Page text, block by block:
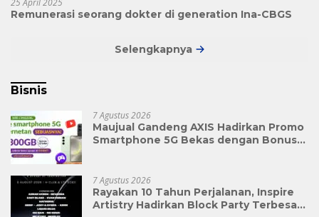
25 April 2025
Remunerasi seorang dokter di generation Ina-CBGS
Selengkapnya
Bisnis
7 Agustus 2026
Maujual Gandeng AXIS Hadirkan Promo
Smartphone 5G Bekas dengan Bonus
7 Agustus 2026
Rayakan 10 Tahun Perjalanan, Inspire
Artistry Hadirkan Block Party Terbesar